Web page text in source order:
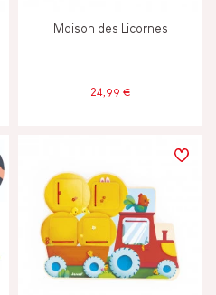
Maison des Licornes
24,99 €